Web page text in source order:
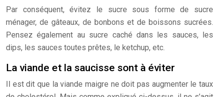
Par conséquent, évitez le sucre sous forme de sucre
ménager, de gâteaux, de bonbons et de boissons sucrées.
Pensez également au sucre caché dans les sauces, les
dips, les sauces toutes prêtes, le ketchup, etc.
La viande et la saucisse sont à éviter
Il est dit que la viande maigre ne doit pas augmenter le taux